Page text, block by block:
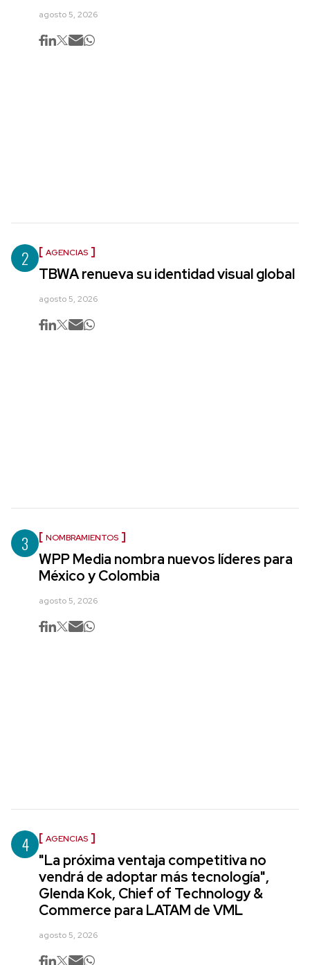
agosto 5, 2026
2 AGENCIAS
TBWA renueva su identidad visual global
agosto 5, 2026
3 NOMBRAMIENTOS
WPP Media nombra nuevos líderes para
México y Colombia
agosto 5, 2026
4 AGENCIAS
"La próxima ventaja competitiva no
vendrá de adoptar más tecnología",
Glenda Kok, Chief of Technology &
Commerce para LATAM de VML
agosto 5, 2026